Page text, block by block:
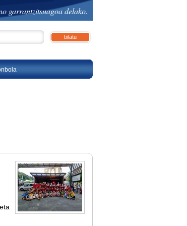
garrantzitsuagoa delako.